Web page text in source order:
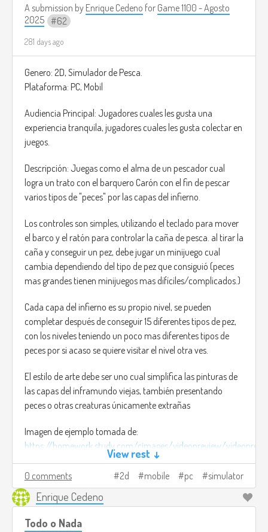
Art direction should use watercolor, including the use of
shaders to give the characters such a style. Also mostly dark
colors, as if the city is always at night.
Music should be calm and melancholic, utilizing instruments
like violin and piano often, and playing with leitmotifs by
as the main characters lose their memory.
Example image taken from: Bloodborne (FromSoftware,
2015)
A submission by Enrique Cedeno for Game 1100 - Agosto
2025
62
281 days ago
Genero: 2D, Simulador de Pesca.
Plataforma: PC, Mobil
Audiencia Principal: Jugadores cuales les gusta una
experiencia tranquila, jugadores cuales les gusta colectar en
juegos.
Descripción: Juegas como el alma de un pescador cual
logra un trato con el barquero Carón con el fin de pescar
varios tipos de "peces" por las capas del infierno.
Los controles son simples, utilizando el teclado para mover
el barco y el ratón para controlar la caña de pesca. al tirar la
caña y conseguir un pez, debe jugar un minijuego cual
cambia dependiendo del tipo de pez que consiguió (peces
mas grandes tienen minijuegos mas difíciles/complicados.)
Cada capa del infierno es su propio nivel, se pueden
completar después de conseguir 15 diferentes tipos de pez,
con los niveles teniendo un poco mas diferentes tipos de
peces por si acaso se quiere visitar el nivel otra ves.
El estilo de arte debe ser uno cual simplifica las pinturas de
las capas del inframundo viejas, también presentando
peces o otras creaturas únicamente extrañas
Imagen de ejemplo tomada de:
https://homework.study.com/cimages/videopreview/
View rest ↓
0 comments 2d mobile pc simulator
Enrique Cedeno
Todo o Nada